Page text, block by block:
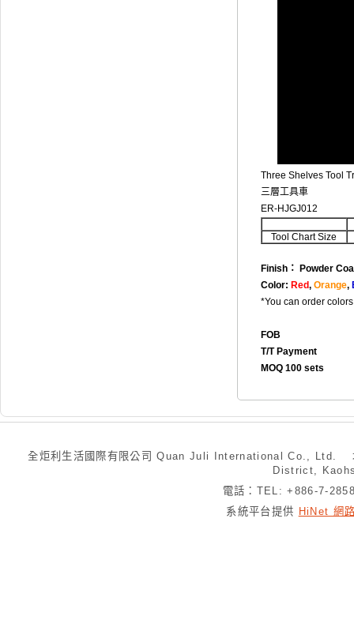
Three Shelves Tool
三層工具車
ER-HJGJ012
Tool Chart Size
Finish： Powder
Color: Red, Orange,
*You can order
FOB
T/T Payment
MOQ 100 sets
全炬利生活國際有限公司 Quan Juli International Co., Ltd.
District,
電話：TEL: +886-7-
系統平台提供 HiNet 網